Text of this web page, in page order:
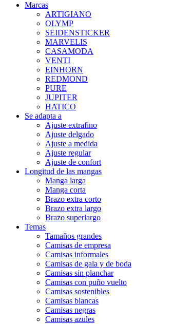
Marcas
ARTIGIANO
OLYMP
SEIDENSTICKER
MARVELIS
CASAMODA
VENTI
EINHORN
REDMOND
PURE
JUPITER
HATICO
Se adapta a
Ajuste extrafino
Ajuste delgado
Ajuste a medida
Ajuste regular
Ajuste de confort
Longitud de las mangas
Manga larga
Manga corta
Brazo extra corto
Brazo extra largo
Brazo superlargo
Temas
Tamaños grandes
Camisas de empresa
Camisas informales
Camisas de gala y de boda
Camisas sin planchar
Camisas con puño vuelto
Camisas sostenibles
Camisas blancas
Camisas negras
Camisas azules